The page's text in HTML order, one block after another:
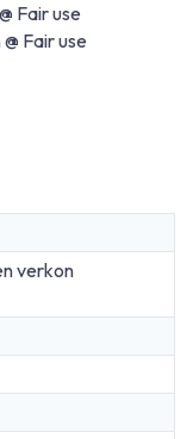
Fair use
Fair use
verkon